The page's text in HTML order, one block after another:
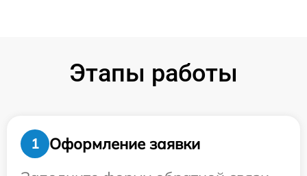
Этапы работы
1
Оформление заявки